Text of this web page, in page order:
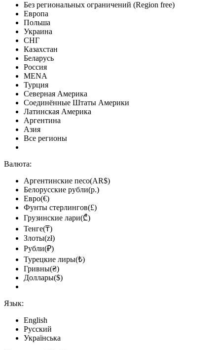
Без региональных ограничений (Region free)
Европа
Польша
Украина
СНГ
Казахстан
Беларусь
Россия
MENA
Турция
Северная Америка
Соединённые Штаты Америки
Латинская Америка
Аргентина
Азия
Все регионы
Валюта:
Аргентинские песо(AR$)
Белорусские рубли(р.)
Евро(€)
Фунты стерлингов(£)
Грузинские лари(₾)
Тенге(₸)
Злоты(zł)
Рубли(₽)
Турецкие лиры(₺)
Гривны(₴)
Доллары($)
Язык:
English
Русский
Українська